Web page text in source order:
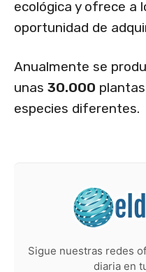
ecológica y ofrece a
oportunidad de
Anualmente se
unas 30.000
especies diferentes.
Sigue nuestras redes
diaria en